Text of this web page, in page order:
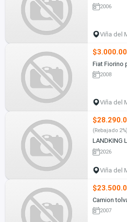
2006
Viña del
Fiat Fiorino
2008
Viña del
(Rebajado 2%)
LANDKING
2026
Viña del
Camion
2007